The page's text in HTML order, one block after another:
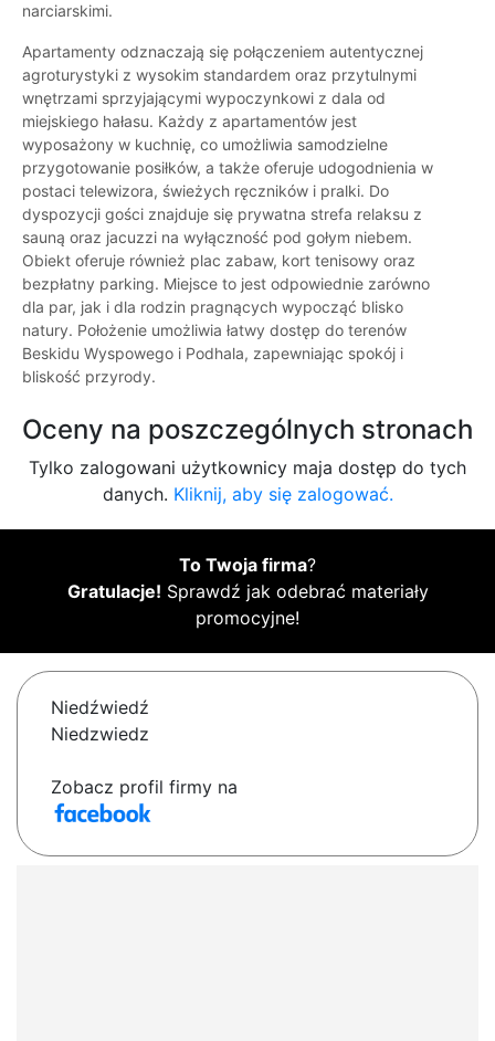
narciarskimi.
Apartamenty odznaczają się połączeniem autentycznej
agroturystyki z wysokim standardem oraz przytulnymi
wnętrzami sprzyjającymi wypoczynkowi z dala od
miejskiego hałasu. Każdy z apartamentów jest
wyposażony w kuchnię, co umożliwia samodzielne
przygotowanie posiłków, a także oferuje udogodnienia w
postaci telewizora, świeżych ręczników i pralki. Do
dyspozycji gości znajduje się prywatna strefa relaksu z
sauną oraz jacuzzi na wyłączność pod gołym niebem.
Obiekt oferuje również plac zabaw, kort tenisowy oraz
bezpłatny parking. Miejsce to jest odpowiednie zarówno
dla par, jak i dla rodzin pragnących wypocząć blisko
natury. Położenie umożliwia łatwy dostęp do terenów
Beskidu Wyspowego i Podhala, zapewniając spokój i
bliskość przyrody.
Oceny na poszczególnych stronach
Tylko zalogowani użytkownicy maja dostęp do tych
danych. Kliknij, aby się zalogować.
To Twoja firma?
Gratulacje! Sprawdź jak odebrać materiały
promocyjne!
Niedźwiedź
Niedzwiedz
Zobacz profil firmy na